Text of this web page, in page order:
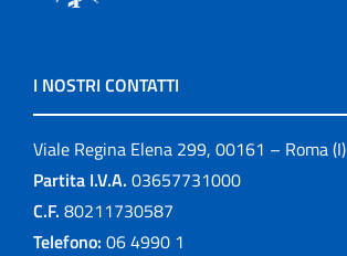
I NOSTRI CONTATTI
Viale Regina Elena 299, 00161 – Roma (I)
Partita I.V.A. 03657731000
C.F. 80211730587
Telefono: 06 4990 1